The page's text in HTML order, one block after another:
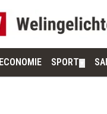
ECONOMIE SPORT